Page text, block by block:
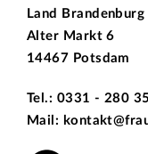
Land Brandenburg
Alter Markt 6
14467 Potsdam
Tel.: 0331 - 280
Mail: